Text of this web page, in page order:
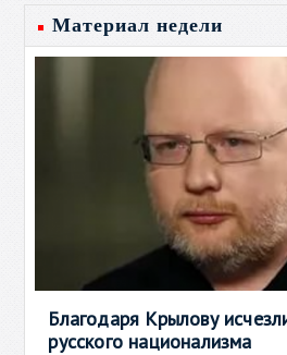
Материал недели
Благодаря Крылову
русского национализма